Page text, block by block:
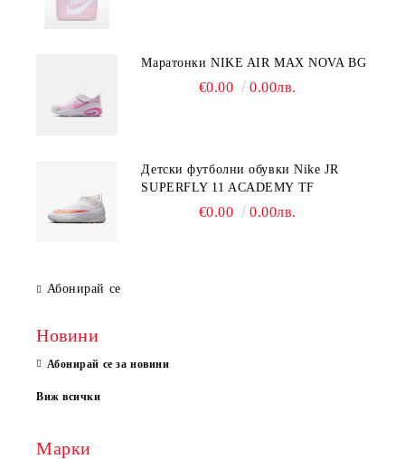
Mаратонки NIKE AIR MAX NOVA BG
€0.00 0.00лв.
Детски футболни обувки Nike JR
SUPERFLY 11 ACADEMY TF
€0.00 0.00лв.
Абонирай се
Новини
Абонирай се за новини
Виж всички
Марки